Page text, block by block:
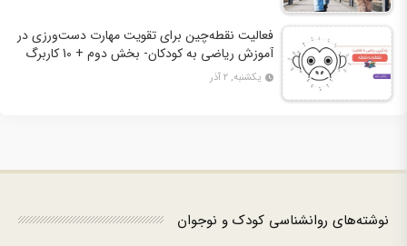
فعالیت نقطه‌چین برای تقویت مهارت دست‌ورزی در
آموزش ریاضی به کودکان- بخش دوم + 10 کاربرگ
فعالیت
یکشنبه, ۲ آذر
نوشته‌های روانشناسی کودک و نوجوان